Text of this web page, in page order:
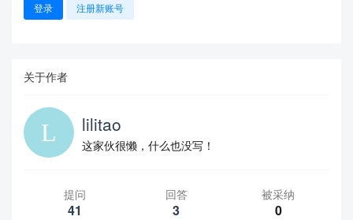
登录 注册新账号
关于作者
lilitao
这家伙很懒，什么也没写！
提问
41
回答
3
被采纳
0